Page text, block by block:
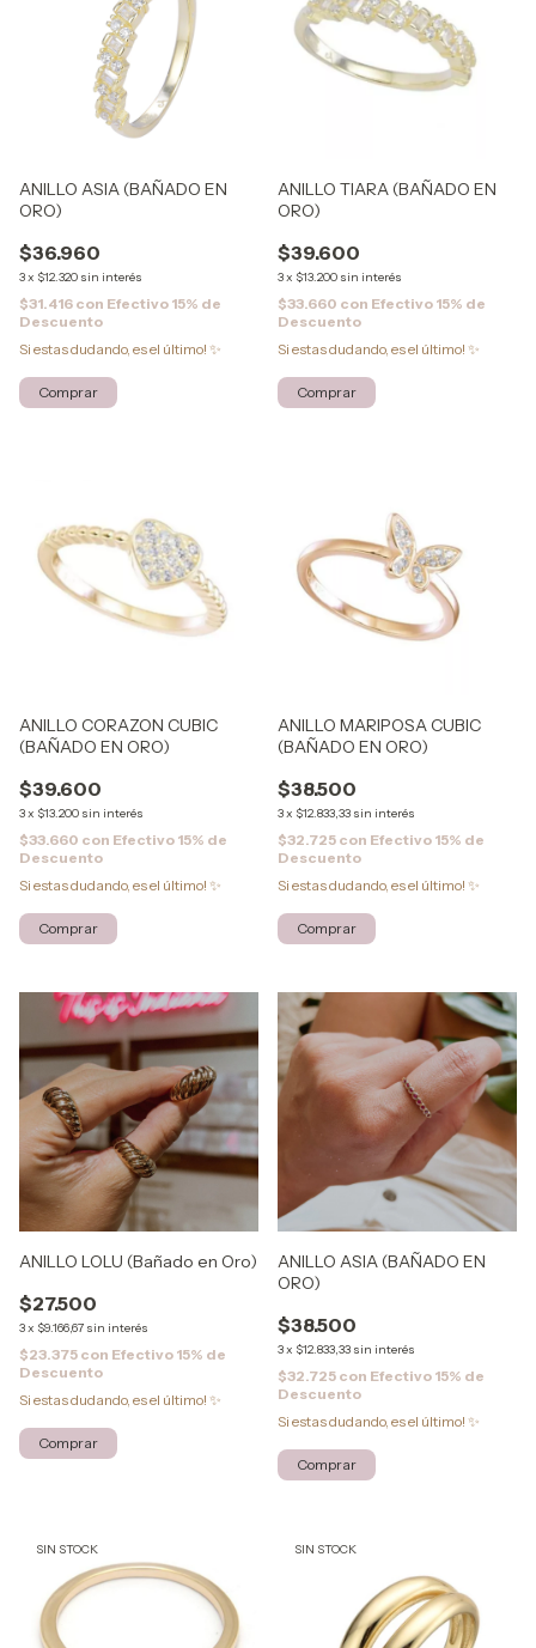
ANILLO ASIA (BAÑADO EN
ORO)
$36.960
3x $12.320 sin interés
$31.416 con Efectivo 15% de
Descuento
Si estas dudando, es el último! ✨
Comprar
ANILLO TIARA (BAÑADO EN
ORO)
$39.600
3x $13.200 sin interés
$33.660 con Efectivo 15% de
Descuento
Si estas dudando, es el último! ✨
Comprar
ANILLO CORAZON CUBIC
(BAÑADO EN ORO)
$39.600
3x $13.200 sin interés
$33.660 con Efectivo 15% de
Descuento
Si estas dudando, es el último! ✨
Comprar
ANILLO MARIPOSA CUBIC
(BAÑADO EN ORO)
$38.500
3x $12.833,33 sin interés
$32.725 con Efectivo 15% de
Descuento
Si estas dudando, es el último! ✨
Comprar
ANILLO LOLU (Bañado en Oro)
$27.500
3x $9.166,67 sin interés
$23.375 con Efectivo 15% de
Descuento
Si estas dudando, es el último! ✨
Comprar
ANILLO ASIA (BAÑADO EN
ORO)
$38.500
3x $12.833,33 sin interés
$32.725 con Efectivo 15% de
Descuento
Si estas dudando, es el último! ✨
Comprar
SIN STOCK SIN STOCK